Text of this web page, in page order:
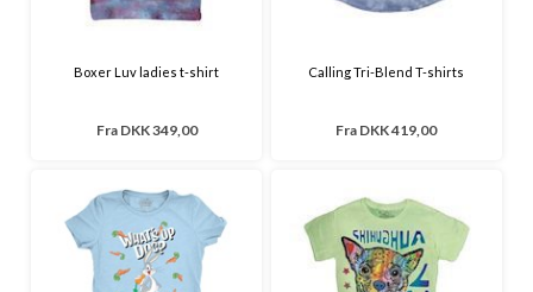
Boxer Luv ladies t-shirt
Fra DKK 349,00
Calling Tri-Blend T-shirts
Fra DKK 419,00